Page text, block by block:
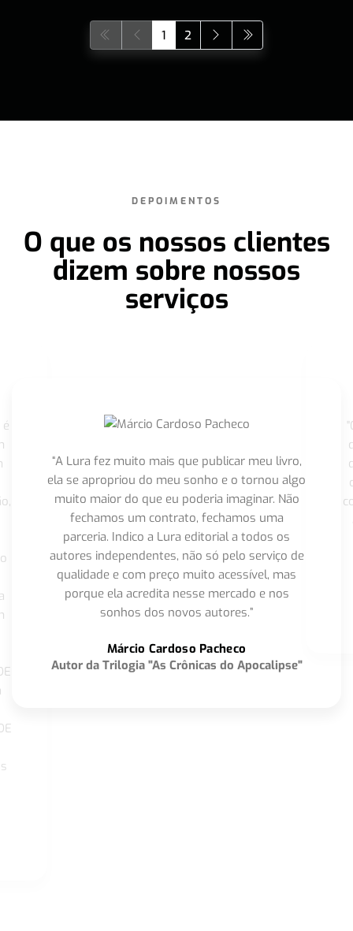
1 2
DEPOIMENTOS
O que os nossos clientes
dizem sobre nossos
serviços
“A Lura fez muito mais que publicar meu livro,
ela se apropriou do meu sonho e o tornou algo
muito maior do que eu poderia imaginar. Não
fechamos um contrato, fechamos uma
parceria. Indico a Lura editorial a todos os
autores independentes, não só pelo serviço de
qualidade e com preço muito acessível, mas
porque ela acredita nesse mercado e nos
sonhos dos novos autores.”
Márcio Cardoso Pacheco
Autor da Trilogia "As Crônicas do Apocalipse"